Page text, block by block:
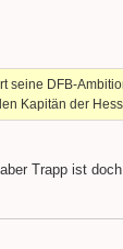
seine DFB-
Kapitän der
Trapp ist